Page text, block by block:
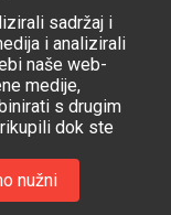
sadržaj i
i analizirali
naše web-
medije,
s drugim
dok ste
nužni